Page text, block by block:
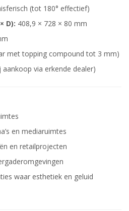
(tot 180° effectief)
D): 408,9 × 728 × 80 mm
met topping compound tot 3 mm)
aankoop via erkende dealer)
en mediaruimtes
en retailprojecten
waar esthetiek en geluid